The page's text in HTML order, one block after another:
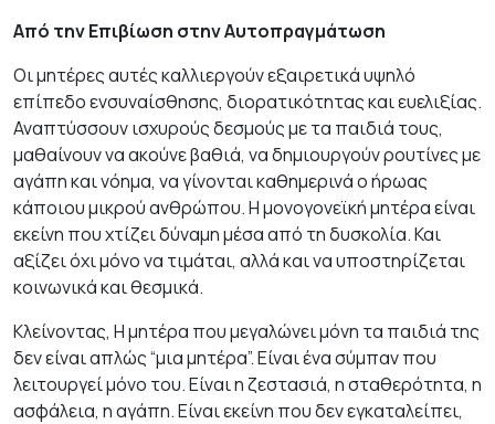
Από την Επιβίωση στην Αυτοπραγμάτωση
Οι μητέρες αυτές καλλιεργούν εξαιρετικά υψηλό
επίπεδο ενσυναίσθησης, διορατικότητας και ευελιξίας.
Αναπτύσσουν ισχυρούς δεσμούς με τα παιδιά τους,
μαθαίνουν να ακούνε βαθιά, να δημιουργούν ρουτίνες με
αγάπη και νόημα, να γίνονται καθημερινά ο ήρωας
κάποιου μικρού ανθρώπου. Η μονογονεϊκή μητέρα είναι
εκείνη που χτίζει δύναμη μέσα από τη δυσκολία. Και
αξίζει όχι μόνο να τιμάται, αλλά και να υποστηρίζεται
κοινωνικά και θεσμικά.
Κλείνοντας, Η μητέρα που μεγαλώνει μόνη τα παιδιά της
δεν είναι απλώς “μια μητέρα”. Είναι ένα σύμπαν που
λειτουργεί μόνο του. Είναι η ζεστασιά, η σταθερότητα, η
ασφάλεια, η αγάπη. Είναι εκείνη που δεν εγκαταλείπει,